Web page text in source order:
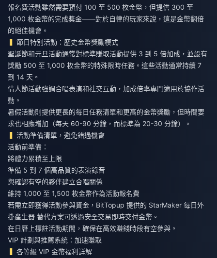
報名費活動雖然需要預付 100 至 500 枚金幣，但提供 300 至
1,000 枚金幣的完成獎金——對於自律的玩家來說，這是金幣翻倍
的絕佳機會。
節日特別活動：歷史金幣獎勵模式
聖誕節和元旦活動通常對標準賺取活動提供 3 到 5 倍加成，並設有
獎勵 500 至 1,000 枚金幣的特殊限時任務。這些活動通常持續 7
到 14 天。
情人節活動強調合唱表演和社交互動，加成倍率專門適用於協作活
動。
暑假活動則提供更長的每日任務清單和更高的金幣獎勵，但時間要
求也相應增加（每天 60-90 分鐘，而標準為 20-30 分鐘）。
活動準備清單，避免錯過機會
活動前準備：
將體力累積至上限
準備 5 到 7 個高品質的表演錄音
與確認有空的夥伴建立合唱關係
維持 1,000 至 1,500 枚金幣作為活動報名費
若需立即獲得活動參與資金，BitTopup 提供的 StarMaker 每日外
掛產生器 替代方案可透過安全交易即時交付金幣。
在日曆上標註活動期間，確保在高效賺錢時段有空參與。
VIP 計劃與推薦系統：加速賺取
各等級 VIP 金幣福利詳解